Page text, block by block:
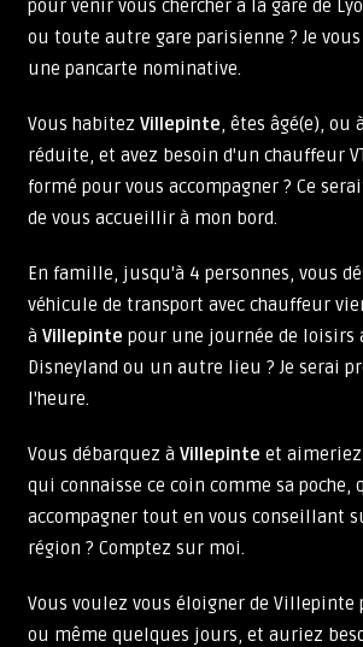
pour venir vous chercher à la gare de
ou toute autre gare parisienne ? Je
une pancarte nominative.
Vous habitez Villepinte, êtes âgé(e), ou
réduite, et avez besoin d'un chauffeur
formé pour vous accompagner ? Ce
de vous accueillir à mon bord.
En famille, jusqu'à 4 personnes, vous
véhicule de transport avec chauffeur
à Villepinte pour une journée de loisirs
Disneyland ou un autre lieu ? Je serai
l'heure.
Vous débarquez à Villepinte et aimeriez
qui connaisse ce coin comme sa poche,
accompagner tout en vous conseillant
région ? Comptez sur moi.
Vous voulez vous éloigner de Villepinte
ou même quelques jours, et auriez